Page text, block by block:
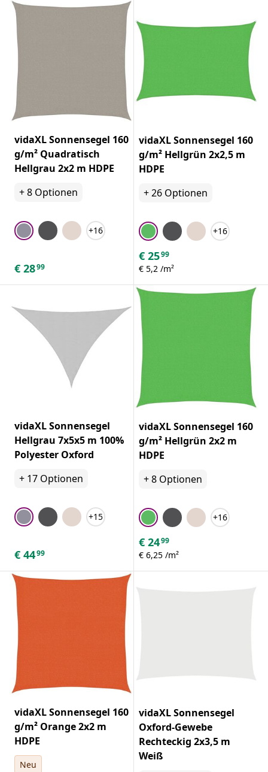
vidaXL Sonnensegel 160
g/m² Quadratisch
Hellgrau 2x2 m HDPE
+8 Optionen
+16
€ 2899
vidaXL Sonnensegel 160
g/m² Hellgrün 2x2,5 m
HDPE
+26 Optionen
+16
€ 2599
€ 5,2 /m²
vidaXL Sonnensegel
Hellgrau 7x5x5 m 100%
Polyester Oxford
+ 17 Optionen
+15
€ 4499
vidaXL Sonnensegel 160
g/m² Hellgrün 2x2 m
HDPE
+8 Optionen
+16
€ 2499
€ 6,25 /m²
vidaXL Sonnensegel 160
g/m² Orange 2x2 m
HDPE
Neu
vidaXL Sonnensegel
Oxford-Gewebe
Rechteckig 2x3,5 m
Weiß